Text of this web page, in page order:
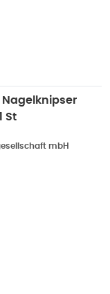
St
mbH